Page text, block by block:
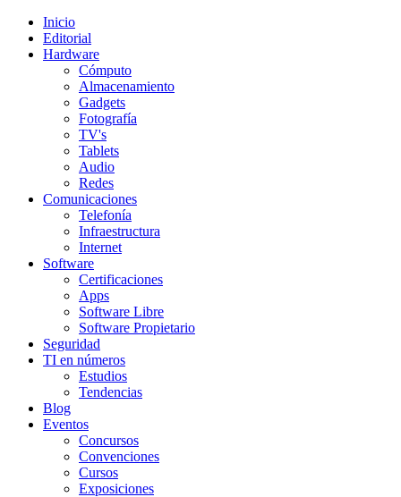
Inicio
Editorial
Hardware
Cómputo
Almacenamiento
Gadgets
Fotografía
TV's
Tablets
Audio
Redes
Comunicaciones
Telefonía
Infraestructura
Internet
Software
Certificaciones
Apps
Software Libre
Software Propietario
Seguridad
TI en números
Estudios
Tendencias
Blog
Eventos
Concursos
Convenciones
Cursos
Exposiciones